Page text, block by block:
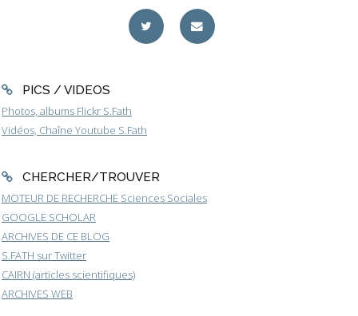
PICS / VIDEOS
Photos, albums Flickr S.Fath
Vidéos, Chaîne Youtube S.Fath
CHERCHER/TROUVER
MOTEUR DE RECHERCHE Sciences Sociales
GOOGLE SCHOLAR
ARCHIVES DE CE BLOG
S.FATH sur Twitter
CAIRN (articles scientifiques)
ARCHIVES WEB